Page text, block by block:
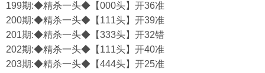
199期:◆精杀一头◆【000头】开36准
200期:◆精杀一头◆【111头】开39准
201期:◆精杀一头◆【333头】开32错
202期:◆精杀一头◆【111头】开40准
203期:◆精杀一头◆【444头】开25准